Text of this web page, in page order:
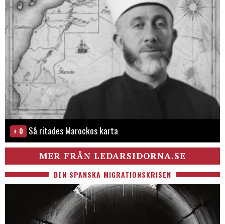
0 Så ritades Marockos karta
MER FRÅN LEDARSIDORNA.SE
DEN SPANSKA MIGRATIONSKRISEN